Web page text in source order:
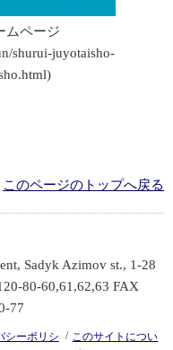
ムページ
shurui-juyotaisho-
このページのトップへ戻る
Sadyk Azimov st., 1-28
80-60,61,62,63 FAX
77
シーポリシ
/ このサイトについ